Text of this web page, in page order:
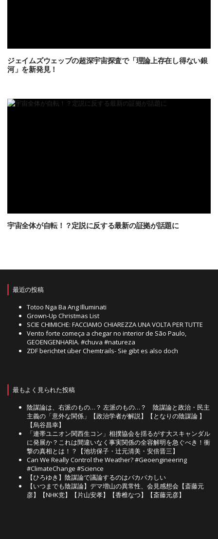
ジェイムズウェッブの超深宇宙探査で「理論上存在し得ない銀
河」を新発見！
宇宙全体が自転！？定説に反する最新の証拠が話題に
最近の投稿
Totoo Nga Ba Ang Illuminati
Grown-Up Christmas List
SCIE CHIMICHE: FACCIAMO CHIAREZZA UNA VOLTA PER TUTTE
Vento forte começa a chegar no interior de São Paulo,
GEOENGENHARIA. #chuva #natureza
ZDF berichtet über Chemtrails- Sie gibt es also doch
最もよく見られた投稿
陰謀論は、右派のもの…？ 左派のもの…？ 陰謀論と政治・民主
主義の「意外な関係」【政治学者が解説】【となりの陰謀論 】
【烏谷昌幸】
「連帯ユニオン関西生コン」相撲協会を揺るがす大スキャンダル
に発展か？これは間違いなく事実関係の全容解明を急ぐべき！衝
撃の真相とは！？【池坊保子・辻元清美・安倍晋三】
Can We Really Control the Weather? #Geoengineering
#ClimateChange #Science
【ひろゆき】陰謀論で議論するのはバカバカしい
【いつまでも陰謀論】デマ増山の異常性、会見感想会【斎藤元
彦】【NHK党】【片山安孝】【香椎なつ】【斎藤元彦】